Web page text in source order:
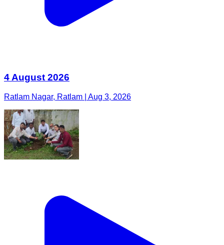
4 August 2026
Ratlam Nagar, Ratlam | Aug 3, 2026